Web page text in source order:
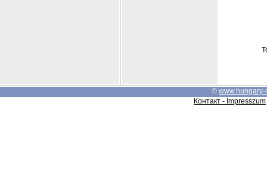
© www.hungary-
Контакт - Impresszum